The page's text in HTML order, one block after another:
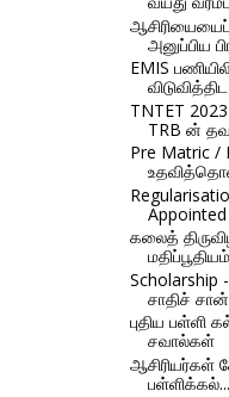
ஆசிரியையைப்
அனுப்பிய
EMIS
TNTET
TRB ன்
Pre Matric /
Appointed
கலைத்
சாதிச்
புதிய பள்ளி
சவால்கள்
ஆசிரியர்கள்
பள்ளிக்கல்...